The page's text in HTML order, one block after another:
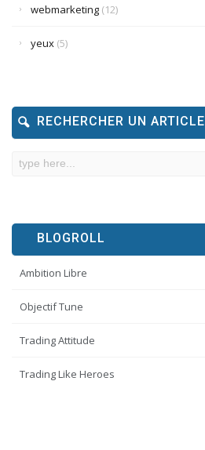
webmarketing (12)
yeux (5)
RECHERCHER UN ARTICLE
BLOGROLL
Ambition Libre
Objectif Tune
Trading Attitude
Trading Like Heroes